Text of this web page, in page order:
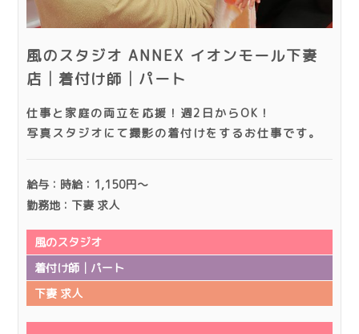
風のスタジオ ANNEX イオンモール下妻
店│着付け師│パート
仕事と家庭の両立を応援！週2日からOK！
写真スタジオにて撮影の着付けをするお仕事です。
給与：時給：1,150円～
勤務地：下妻 求人
風のスタジオ
着付け師│パート
下妻 求人